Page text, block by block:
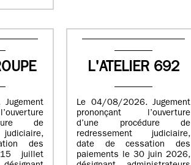
de
des
juillet
L'ATELIER 692
Le 04/08/2026. Jugement
prononçant l’ouverture
d’une procédure de
redressement judiciaire,
date de cessation des
paiements le 30 juin 2026,